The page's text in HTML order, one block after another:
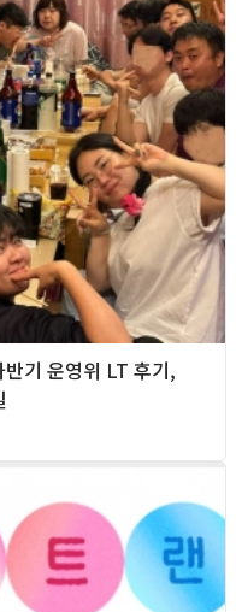
기 운영위 LT 후기,